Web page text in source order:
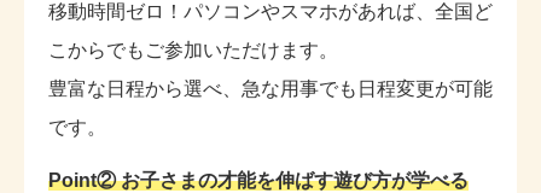
移動時間ゼロ！パソコンやスマホがあれば、全国ど
こからでもご参加いただけます。
豊富な日程から選べ、急な用事でも日程変更が可能
です。
Point② お子さまの才能を伸ばす遊び方が学べる